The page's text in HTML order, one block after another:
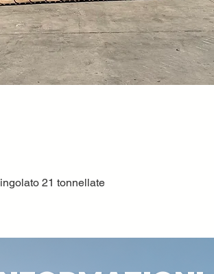
Vista rapida
21 tonnellate